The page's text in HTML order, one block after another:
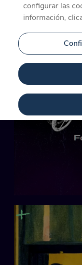
configurar las
información,